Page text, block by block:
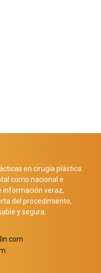
en cirugía plástica
como nacional e
información veraz,
del procedimiento,
y segura.